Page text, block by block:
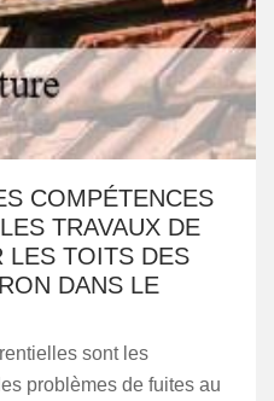
COMPÉTENCES
TRAVAUX DE
LES TOITS DES
DANS LE
sont les
problèmes de fuites au